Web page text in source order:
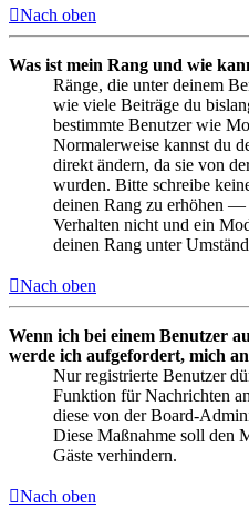
Nach oben
Was ist mein Rang und wie
Ränge, die unter deinem
wie viele Beiträge du
bestimmte Benutzer wie
Normalerweise kannst du
direkt ändern, da sie von
wurden. Bitte schreibe
deinen Rang zu erhöhen —
Verhalten nicht und ein
deinen Rang unter
Nach oben
Wenn ich bei einem Benutzer
werde ich aufgefordert, mich
Nur registrierte Benutzer
Funktion für Nachrichten
diese von der Board-
Diese Maßnahme soll den
Gäste verhindern.
Nach oben